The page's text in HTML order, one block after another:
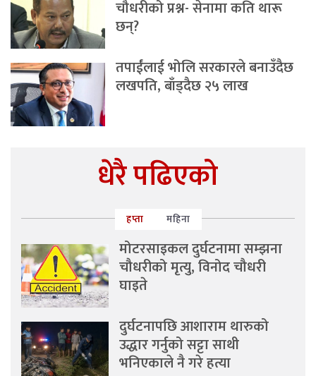
चौधरीको प्रश्न- सेनामा कति थारू
छन्?
तपाईंलाई भोलि सरकारले बनाउँदैछ
लखपति, बाँड्दैछ २५ लाख
धेरै पढिएको
हप्ता महिना
मोटरसाइकल दुर्घटनामा सम्झना
चौधरीको मृत्यु, विनोद चौधरी
घाइते
दुर्घटनापछि आशाराम थारुको
उद्धार गर्नुको सट्टा साथी
भनिएकाले नै गरे हत्या